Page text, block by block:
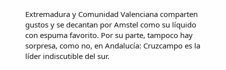
Extremadura y Comunidad Valenciana comparten
gustos y se decantan por Amstel como su líquido
con espuma favorito. Por su parte, tampoco hay
sorpresa, como no, en Andalucía: Cruzcampo es la
líder indiscutible del sur.